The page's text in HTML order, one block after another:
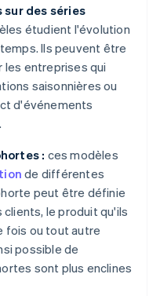
des séries
étudient l'évolution
Ils peuvent être
entreprises qui
saisonnières ou
d'événements
: ces modèles
de différentes
peut être définie
le produit qu'ils
fois ou tout autre
possible de
sont plus enclines